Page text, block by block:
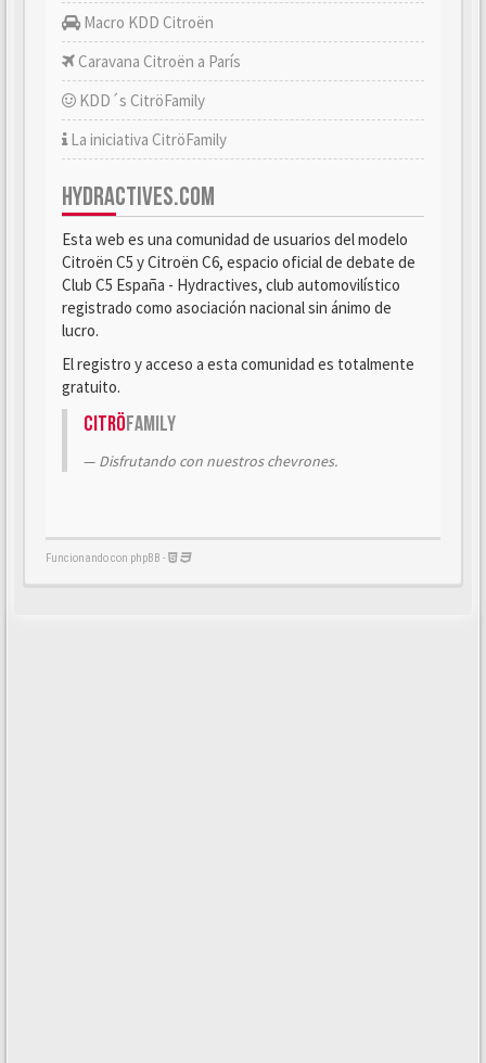
Macro KDD Citroën
Caravana Citroën a París
KDD´s CitröFamily
La iniciativa CitröFamily
HYDRACTIVES.COM
Esta web es una comunidad de usuarios del modelo
Citroën C5 y Citroën C6, espacio oficial de debate de
Club C5 España - Hydractives, club automovilístico
registrado como asociación nacional sin ánimo de
lucro.
El registro y acceso a esta comunidad es totalmente
gratuito.
CitröFamily
Disfrutando con nuestros chevrones.
Funcionando con phpBB -